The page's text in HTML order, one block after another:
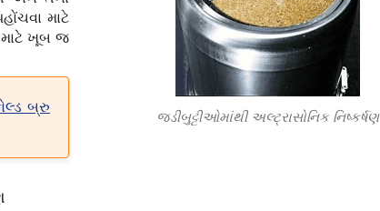
માટે
માટે ખૂબ જ
બ્રુ
જડીબુટ્ટીઓમાંથી અલ્ટ્રાસોનિક નિષ્કર્ષણ